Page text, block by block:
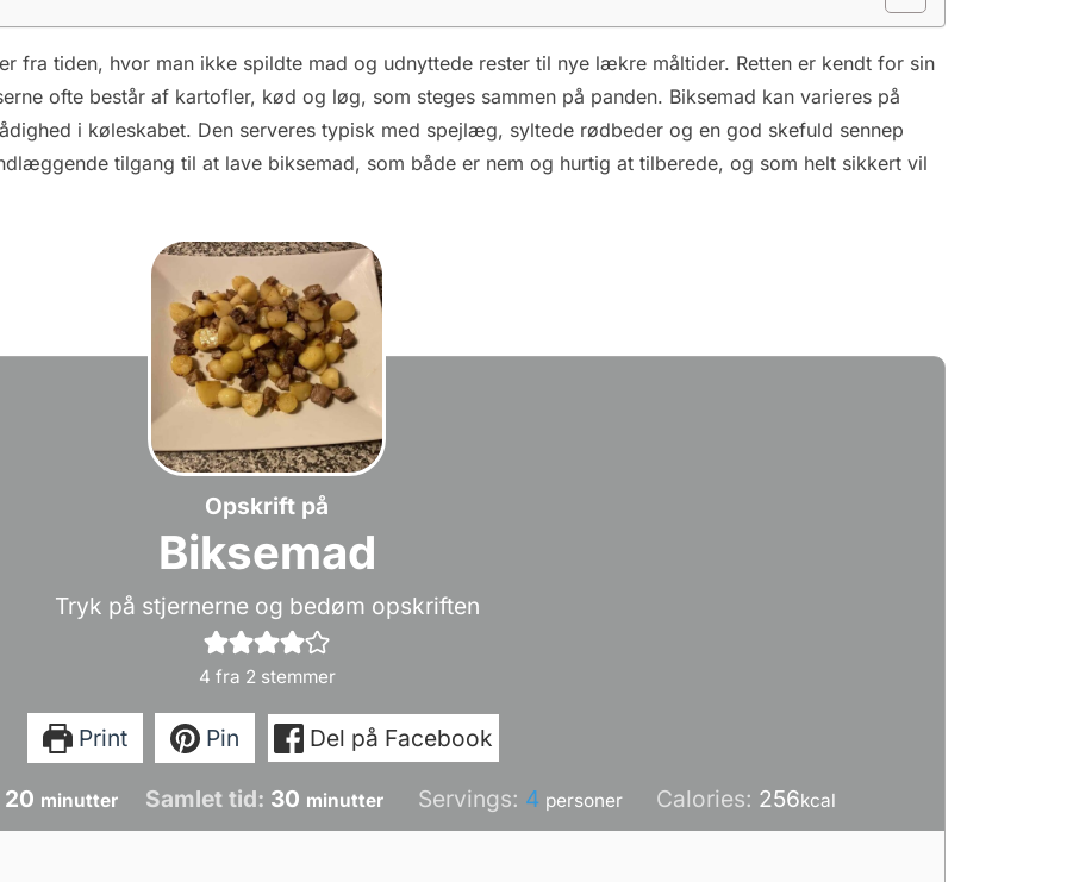
fra tiden, hvor man ikke spildte mad og udnyttede rester til nye lækre måltider. Retten er kendt for sin
ofte består af kartofler, kød og løg, som steges sammen på panden. Biksemad kan varieres på
i køleskabet. Den serveres typisk med spejlæg, syltede rødbeder og en god skefuld sennep
tilgang til at lave biksemad, som både er nem og hurtig at tilberede, og som helt sikkert vil
Opskrift på
Biksemad
Tryk på stjernerne og bedøm opskriften
4 fra 2stemmer
Print Pin Del på Facebook
20 minutter
minutter Samlet tid: 30 minutter
minutter Servings: 4 personer Calories: 256kcal